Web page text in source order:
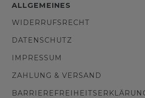
ALLGEMEINES
WIDERRUFSRECHT
DATENSCHUTZ
IMPRESSUM
ZAHLUNG & VERSAND